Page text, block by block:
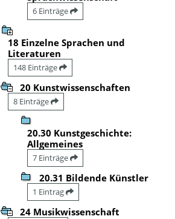
6 Einträge
18 Einzelne Sprachen und
Literaturen
148 Einträge
20 Kunstwissenschaften
8 Einträge
20.30 Kunstgeschichte:
Allgemeines
7 Einträge
20.31 Bildende Künstler
1 Eintrag
24 Musikwissenschaft